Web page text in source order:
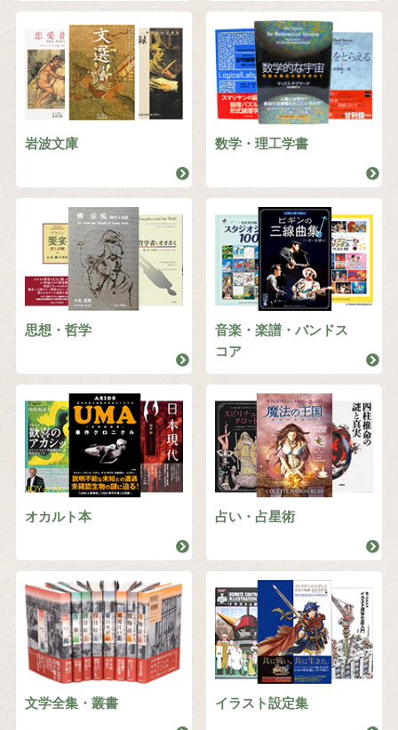
岩波文庫 数学・理工学書
思想・哲学
音楽・楽譜・バンドス
コア
オカルト本 占い・占星術
文学全集・叢書 イラスト設定集